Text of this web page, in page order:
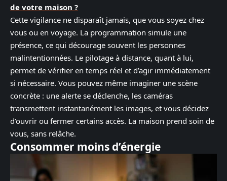
de votre maison ?
Cette vigilance ne disparaît jamais, que vous soyez chez
vous ou en voyage. La programmation simule une
présence, ce qui décourage souvent les personnes
malintentionnées. Le pilotage à distance, quant à lui,
permet de vérifier en temps réel et d’agir immédiatement
si nécessaire. Vous pouvez même imaginer une scène
concrète : une alerte se déclenche, les caméras
transmettent instantanément les images, et vous décidez
d’ouvrir ou fermer certains accès. La maison prend soin de
vous, sans relâche.
Consommer moins d’énergie